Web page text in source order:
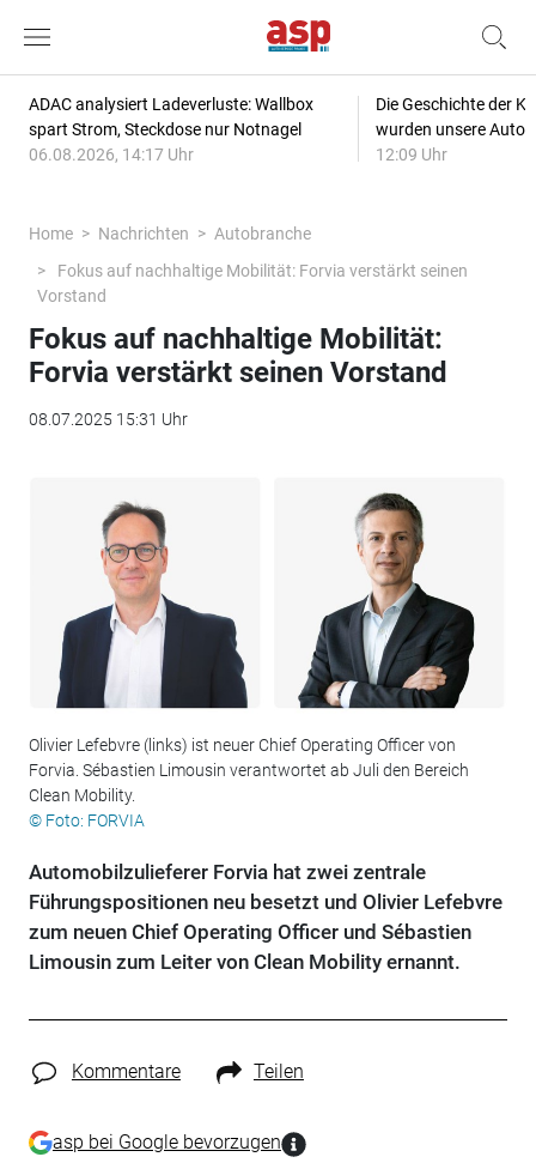
ADAC analysiert Ladeverluste: Wallbox
spart Strom, Steckdose nur Notnagel
06.08.2026, 14:17 Uhr
Die Geschichte der
wurden unsere
12:09 Uhr
Home Nachrichten
Autobranche
Fokus auf nachhaltige Mobilität: Forvia verstärkt seinen
Vorstand
Fokus auf nachhaltige Mobilität:
Forvia verstärkt seinen Vorstand
08.07.2025 15:31 Uhr
Olivier Lefebvre (links) ist neuer Chief Operating Officer von
Forvia. Sébastien Limousin verantwortet ab Juli den Bereich
Clean Mobility.
© Foto: FORVIA
Automobilzulieferer Forvia hat zwei zentrale
Führungspositionen neu besetzt und Olivier Lefebvre
zum neuen Chief Operating Officer und Sébastien
Limousin zum Leiter von Clean Mobility ernannt.
Kommentare Teilen
asp bei Google bevorzugen